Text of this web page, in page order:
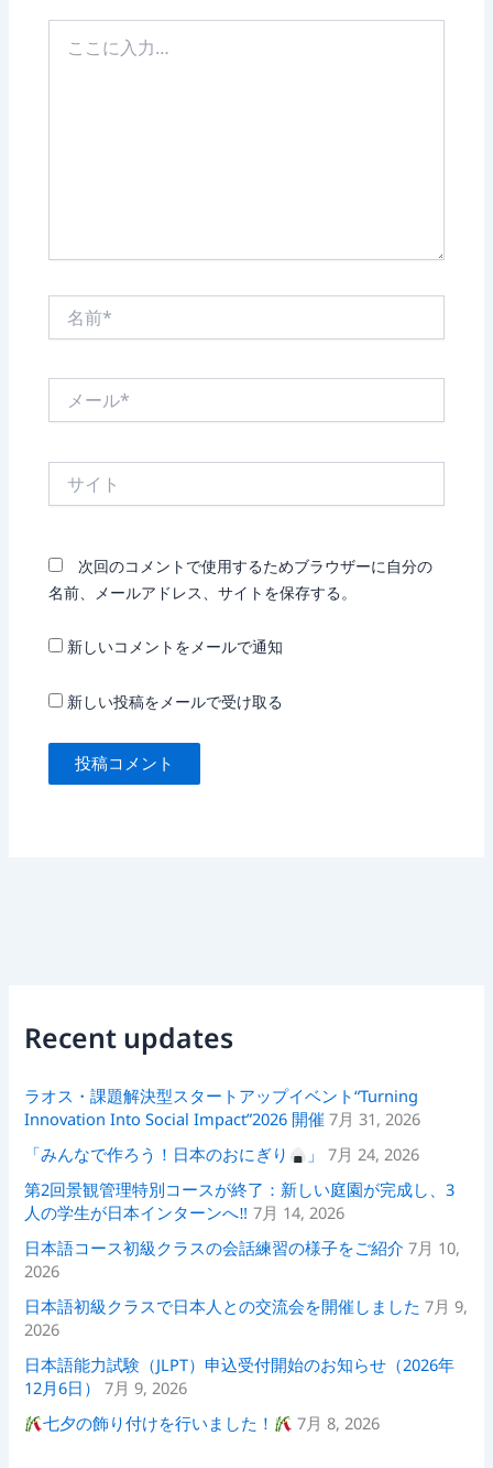
Recent updates
ラオス・課題解決型スタートアップイベント“Turning
Innovation Into Social Impact”2026 開催7月 31, 2026
「みんなで作ろう！日本のおにぎり
」 7月 24, 2026
第2回景観管理特別コースが終了：新しい庭園が完成し、3
人の学生が日本インターンへ‼ 7月 14, 2026
日本語コース初級クラスの会話練習の様子をご紹介 7月 10,
2026
日本語初級クラスで日本人との交流会を開催しました 7月 9,
2026
日本語能力試験（JLPT）申込受付開始のお知らせ（2026年
12月6日） 7月 9, 2026
七夕の飾り付けを行いました！
7月 8, 2026
こ
名
メ
サ
次回のコメントで使用するためブラウザーに自分の
名前、メールアドレス、サイトを保存する。
新しいコメントをメールで通知
新しい投稿をメールで受け取る